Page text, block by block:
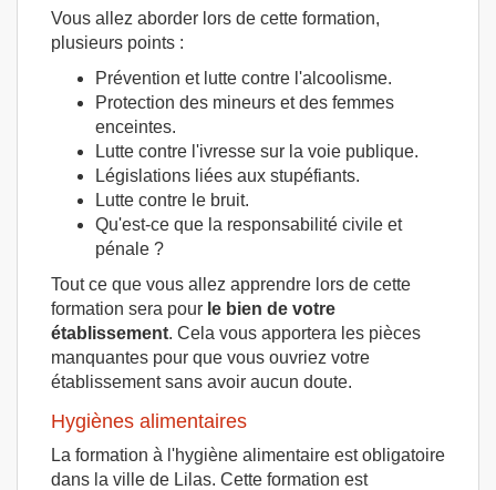
Vous allez aborder lors de cette formation,
plusieurs points :
Prévention et lutte contre l'alcoolisme.
Protection des mineurs et des femmes
enceintes.
Lutte contre l'ivresse sur la voie publique.
Législations liées aux stupéfiants.
Lutte contre le bruit.
Qu'est-ce que la responsabilité civile et
pénale ?
Tout ce que vous allez apprendre lors de cette
formation sera pour le bien de votre
établissement. Cela vous apportera les pièces
manquantes pour que vous ouvriez votre
établissement sans avoir aucun doute.
Hygiènes alimentaires
La formation à l'hygiène alimentaire est obligatoire
dans la ville de Lilas. Cette formation est